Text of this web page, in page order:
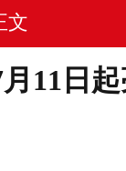
文
11日